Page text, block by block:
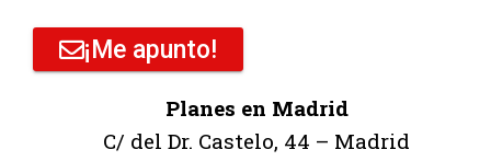
¡Me apunto!
Planes en Madrid
C/ del Dr. Castelo, 44 – Madrid